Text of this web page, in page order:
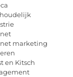
marketing
en Kitsch